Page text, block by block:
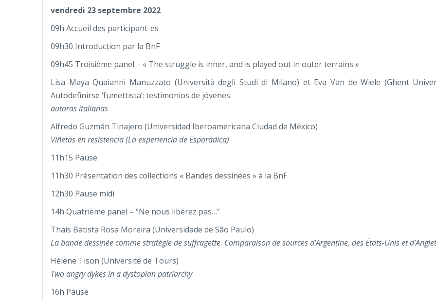
vendredi 23 septembre 2022
09h Accueil des participant-es
09h30 Introduction par la BnF
09h45 Troisième panel – « The struggle is inner, and is played out in outer terrains »
Lisa Maya Quaianni Manuzzato (Università degli Studi di Milano) et Eva Van de Wiele (Ghent
Autodefinirse ‘fumettista’: testimonios de jóvenes
autoras italianas
Alfredo Guzmán Tinajero (Universidad Iberoamericana Ciudad de México)
Viñetas en resistencia (La experiencia de Esporádica)
11h15 Pause
11h30 Présentation des collections « Bandes dessinées » à la BnF
12h30 Pause midi
14h Quatrième panel – “Ne nous libérez pas…”
Thais Batista Rosa Moreira (Universidade de São Paulo)
La bande dessinée comme stratégie de suffragette. Comparaison de sources d’Argentine, des États-Unis et
Hélène Tison (Université de Tours)
Two angry dykes in a dystopian patriarchy
16h Pause